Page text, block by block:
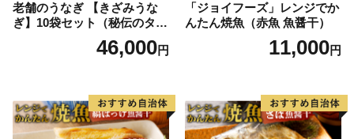
老舗のうなぎ 【きざみうな
ぎ】10袋セット（秘伝のタレ
46,000円
「ジョイフーズ」レンジでか
んたん焼魚（赤魚 魚醤干）
11,000円